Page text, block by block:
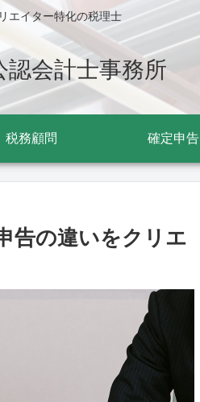
エイター特化の税理士
認会計士事務所
税務顧問 確定申告
告の違いをクリエ